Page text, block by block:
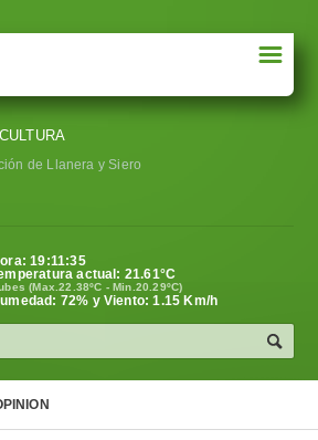
☰
CULTURA
de Llanera y Siero
19:11:35
actual: 21.61°C
(Max.22.38ºC - Min.20.29ºC)
72% y Viento: 1.15 Km/h